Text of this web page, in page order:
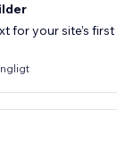
for your site’s